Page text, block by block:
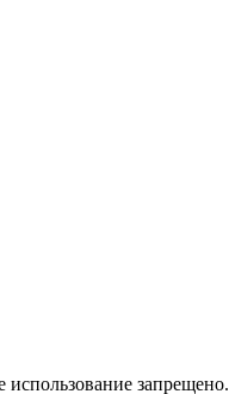
запрещено.